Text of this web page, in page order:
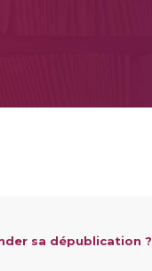
sa dépublication ?